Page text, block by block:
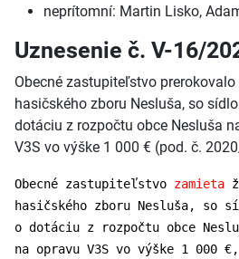
neprítomní: Martin Lisko,
Uznesenie č. V-16/
Obecné zastupiteľstvo
hasičského zboru Nesluša, so
dotáciu z rozpočtu obce Nesluša
V3S vo výške 1 000 € (pod. č.
Obecné zastupiteľstvo zamieta
hasičského zboru Nesluša, so
o dotáciu z rozpočtu obce
na opravu V3S vo výške 1 000